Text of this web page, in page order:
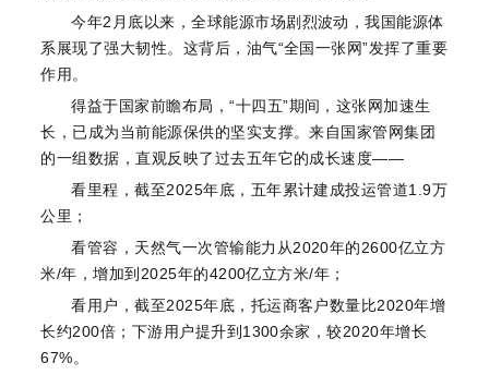
今年2月底以来，全球能源市场剧烈波动，我国能源体
系展现了强大韧性。这背后，油气“全国一张网”发挥了重要
作用。
得益于国家前瞻布局，“十四五”期间，这张网加速生
长，已成为当前能源保供的坚实支撑。来自国家管网集团
的一组数据，直观反映了过去五年它的成长速度——
看里程，截至2025年底，五年累计建成投运管道1.9万
公里；
看管容，天然气一次管输能力从2020年的2600亿立方
米/年，增加到2025年的4200亿立方米/年；
看用户，截至2025年底，托运商客户数量比2020年增
长约200倍；下游用户提升到1300余家，较2020年增长
67%。